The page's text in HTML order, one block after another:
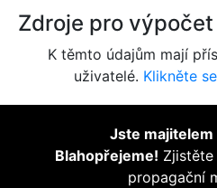
Zdroje pro
K těmto údajům mají
uživatelé. Klikněte
Jste
Blahopřejeme!
propagační